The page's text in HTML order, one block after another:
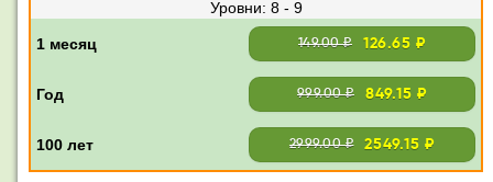
8 - 9
149.00 ₽ 126.65 ₽
999.00 ₽ 849.15 ₽
2999.00 ₽ 2549.15 ₽